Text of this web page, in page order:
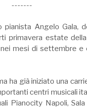
-------
Angelo Gala,
primavera estate
mesi di settembre
ha già iniziato una
centri musicali
Pianocity Napoli,